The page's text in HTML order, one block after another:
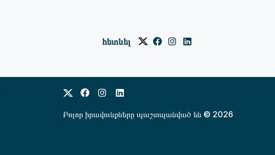
հետևել
Բոլոր իրավունքները պաշտպանված են © 2026